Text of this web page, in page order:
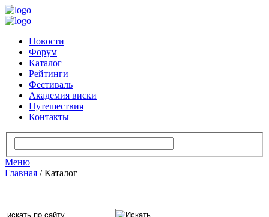
Новости
Форум
Каталог
Рейтинги
Фестиваль
Академия виски
Путешествия
Контакты
Меню
Главная /Каталог